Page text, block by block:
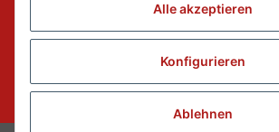
Alle akzeptieren
Konfigurieren
Ablehnen
Vertrag widerrufen